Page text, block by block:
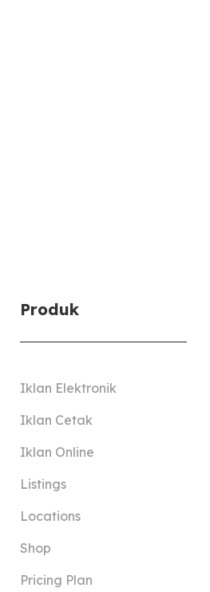
Produk
Iklan Elektronik
Iklan Cetak
Iklan Online
Listings
Locations
Shop
Pricing Plan